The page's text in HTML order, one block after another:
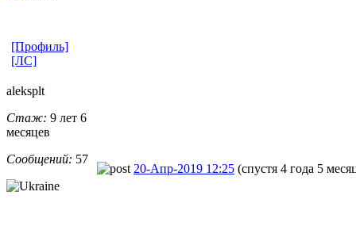
[Профиль]
[ЛС]
aleksplt
Стаж: 9 лет 6
месяцев
Сообщений: 57
20-Апр-2019 12:25 (спустя 4 года 5